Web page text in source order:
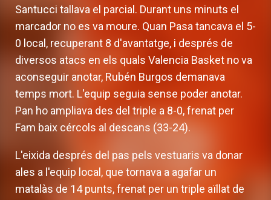
Santucci tallava el parcial. Durant uns minuts el
marcador no es va moure. Quan Pasa tancava el 5-
0 local, recuperant 8 d'avantatge, i després de
diversos atacs en els quals Valencia Basket no va
aconseguir anotar, Rubén Burgos demanava
temps mort. L'equip seguia sense poder anotar.
Pan ho ampliava des del triple a 8-0, frenat per
Fam baix cércols al descans (33-24).
L'eixida després del pas pels vestuaris va donar
ales a l'equip local, que tornava a agafar un
matalàs de 14 punts, frenat per un triple aïllat de